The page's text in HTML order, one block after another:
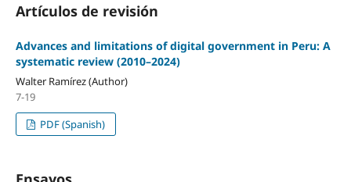
Artículos de revisión
Advances and limitations of digital government in Peru: A
systematic review (2010–2024)
Walter Ramírez (Author)
7-19
PDF (Spanish)